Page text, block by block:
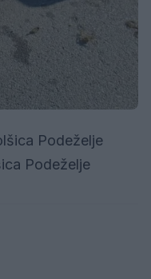
Podeželje
Podeželje